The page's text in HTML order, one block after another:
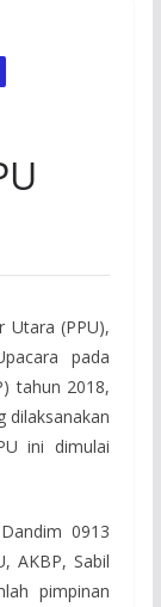
Utara (PPU),
pada
tahun 2018,
dilaksanakan
ini dimulai
0913
AKBP, Sabil
pimpinan